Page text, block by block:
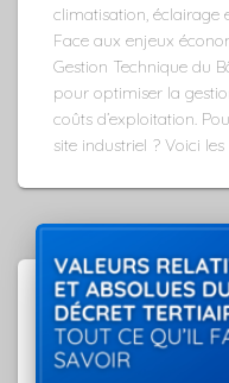
climatisation, éclairage
Face aux enjeux
Gestion Technique du
pour optimiser la
coûts d’exploitation.
site industriel ? Voici